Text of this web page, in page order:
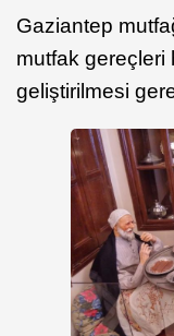
Gaziantep
mutfak gereçleri
geliştirilmesi